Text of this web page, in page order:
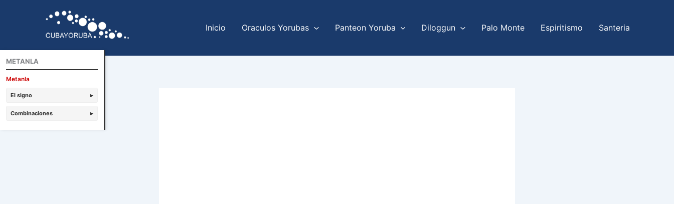
Inicio Oraculos Yorubas Panteon Yoruba Diloggun Palo Monte Espiritismo Santeria
METANLA
Metanla
El signo ▸
Combinaciones ▸